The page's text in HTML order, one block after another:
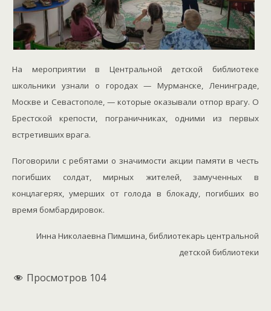
На мероприятии в Центральной детской библиотеке
школьники узнали о городах — Мурманске, Ленинграде,
Москве и Севастополе, — которые оказывали отпор врагу. О
Брестской крепости, пограничниках, одними из первых
встретивших врага.
Поговорили с ребятами о значимости акции памяти в честь
погибших солдат, мирных жителей, замученных в
концлагерях, умерших от голода в блокаду, погибших во
время бомбардировок.
Инна Николаевна Пимшина, библиотекарь центральной
детской библиотеки
Просмотров 104